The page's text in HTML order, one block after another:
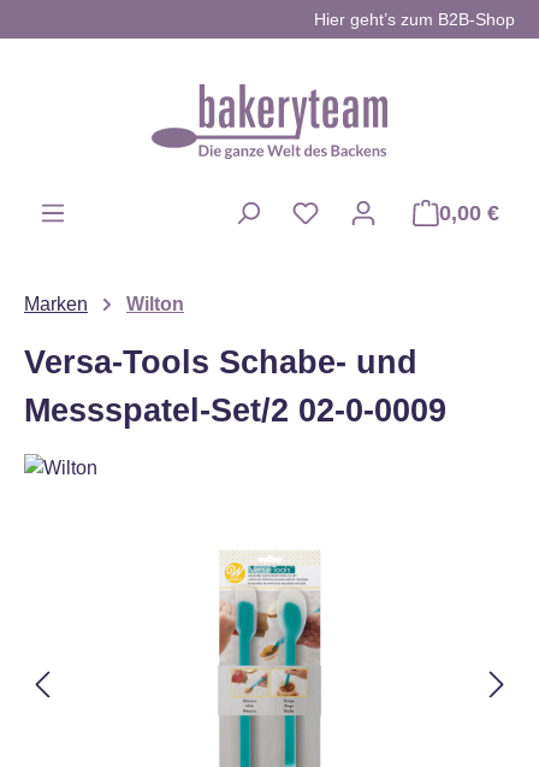
Hier geht’s zum B2B-Shop
0,00 €
Marken Wilton
Versa-Tools Schabe- und
Messspatel-Set/2 02-0-0009